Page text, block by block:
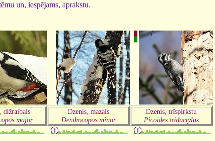
un, iespējams, aprakstu.
dižraibais
major
Dzenis, mazais
Dendrocopos minor
Dzenis, trīspirkstu
Picoides tridactylus